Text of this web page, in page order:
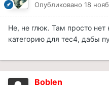
Опубликовано 18
Не, не глюк. Там просто нет
категорию для тес4, дабы
Boblen